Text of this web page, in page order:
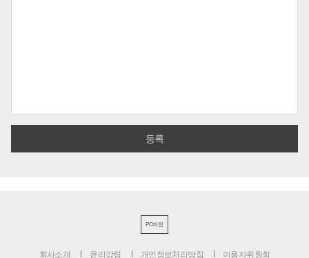
PC버전
회사소개 윤리강령 개인정보처리방침 이용자위원회